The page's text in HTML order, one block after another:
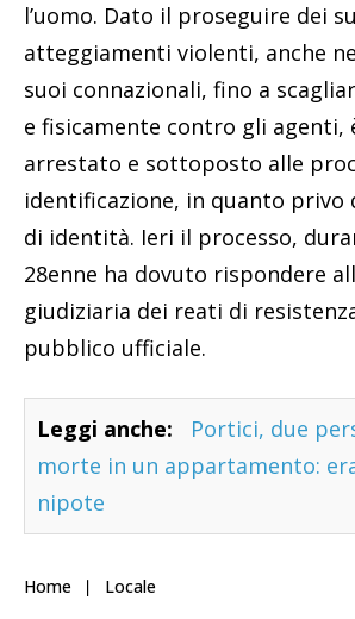
l’uomo. Dato il proseguire dei
atteggiamenti violenti, anche
suoi connazionali, fino a
e fisicamente contro gli agenti,
arrestato e sottoposto alle
identificazione, in quanto privo
di identità. Ieri il processo,
28enne ha dovuto rispondere
giudiziaria dei reati di
pubblico ufficiale.
Leggi anche:
Portici, due
morte in un appartamento:
nipote
Home Locale